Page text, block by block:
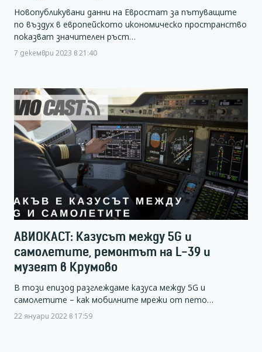
Новопубликувани данни на Евростат за пътуващите
по въздух в европейското икономическо пространство
показват значителен ръст…
7 декември 2023 в 21:40
АВИОКАСТ: Казусът между 5G и
самолетите, ремонтът на L-39 и
музеят в Крумово
В този епизод разглеждаме казуса между 5G и
самолетите – как мобилните мрежи от пето…
22 януари 2022 в 17:59